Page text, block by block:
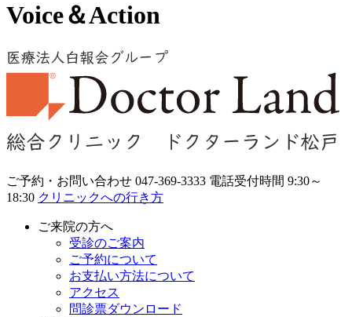
Voice＆Action
ご予約・お問い合わせ 047-369-3333 電話受付時間 9:30～
18:30 クリニックへの行き方
ご来院の方へ
受診のご案内
ご予約について
お支払い方法について
アクセス
問診票ダウンロード